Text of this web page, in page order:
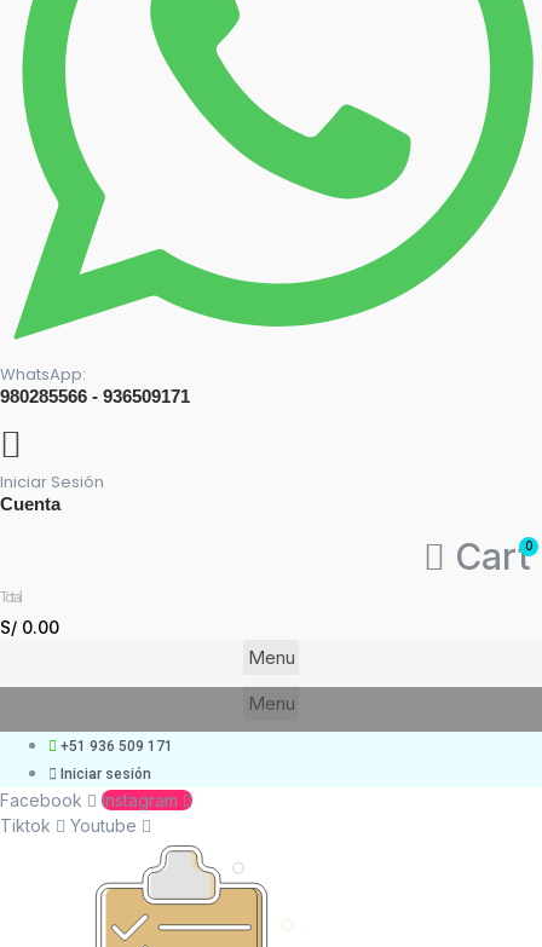
WhatsApp:
980285566 - 936509171
Iniciar Sesión
Cuenta
Cart
Total
S/ 0.00
Menu
Menu
+51 936 509 171
Iniciar sesión
Facebook
Instagram
Tiktok
Youtube